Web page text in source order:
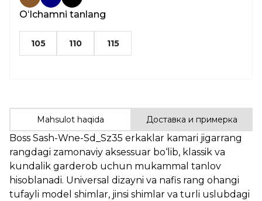
Oʻlchamni tanlang
105 110 115
Mahsulot haqida Доставка и примерка
Boss Sash-Wne-Sd_Sz35 erkaklar kamari jigarrang
rangdagi zamonaviy aksessuar bo‘lib, klassik va
kundalik garderob uchun mukammal tanlov
hisoblanadi. Universal dizayni va nafis rang ohangi
tufayli model shimlar, jinsi shimlar va turli uslubdagi